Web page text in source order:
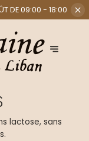
DE 09:00 - 18:00
lactose, sans